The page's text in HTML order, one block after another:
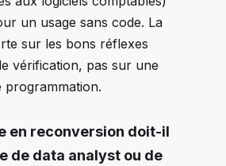
un usage sans code. La
sur les bons réflexes
vérification, pas sur une
programmation.
en reconversion doit-il
de data analyst ou de